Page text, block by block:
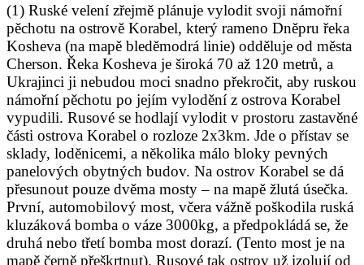
(1) Ruské velení zřejmě plánuje vylodit svoji námořní
pěchotu na ostrově Korabel, který rameno Dněpru řeka
Kosheva (na mapě bleděmodrá linie) odděluje od města
Cherson. Řeka Kosheva je široká 70 až 120 metrů, a
Ukrajinci ji nebudou moci snadno překročit, aby ruskou
námořní pěchotu po jejím vylodění z ostrova Korabel
vypudili. Rusové se hodlají vylodit v prostoru zastavěné
části ostrova Korabel o rozloze 2x3km. Jde o přístav se
sklady, loděnicemi, a několika málo bloky pevných
panelových obytných budov. Na ostrov Korabel se dá
přesunout pouze dvěma mosty – na mapě žlutá úsečka.
První, automobilový most, včera vážně poškodila ruská
kluzáková bomba o váze 3000kg, a předpokládá se, že
druhá nebo třetí bomba most dorazí. (Tento most je na
mapě černě přeškrtnut). Rusové tak ostrov už izolují od